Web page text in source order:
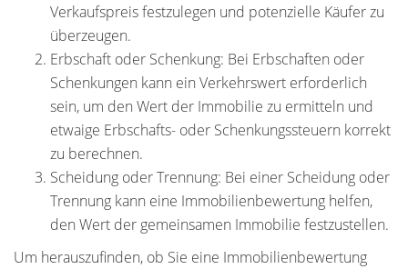
Verkaufspreis festzulegen und potenzielle Käufer zu
überzeugen.
Erbschaft oder Schenkung: Bei Erbschaften oder
Schenkungen kann ein Verkehrswert erforderlich
sein, um den Wert der Immobilie zu ermitteln und
etwaige Erbschafts- oder Schenkungssteuern korrekt
zu berechnen.
Scheidung oder Trennung: Bei einer Scheidung oder
Trennung kann eine Immobilienbewertung helfen,
den Wert der gemeinsamen Immobilie festzustellen.
Um herauszufinden, ob Sie eine Immobilienbewertung